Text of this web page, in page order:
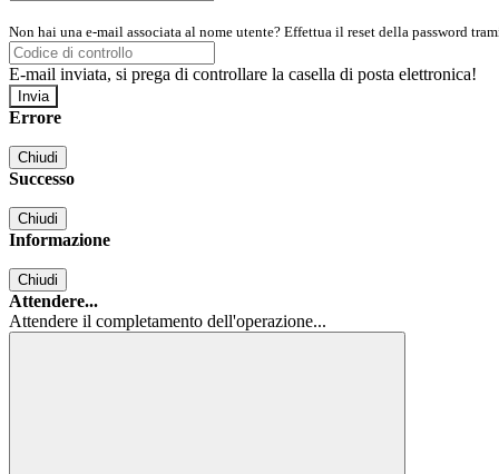
Non hai una e-mail associata al nome utente? Effettua il reset della password
E-mail inviata, si prega di controllare la casella di posta elettronica!
Errore
Chiudi
Successo
Chiudi
Informazione
Chiudi
Attendere...
Attendere il completamento dell'operazione...